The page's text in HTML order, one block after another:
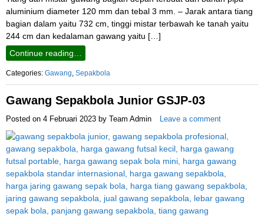
aluminium diameter 120 mm dan tebal 3 mm. – Jarak antara tiang
bagian dalam yaitu 732 cm, tinggi mistar terbawah ke tanah yaitu
244 cm dan kedalaman gawang yaitu […]
Continue reading…
Categories: Gawang Sepakbola
Gawang Sepakbola Junior GSJP-03
Posted on 4 Februari 2023 by Team Admin Leave a comment